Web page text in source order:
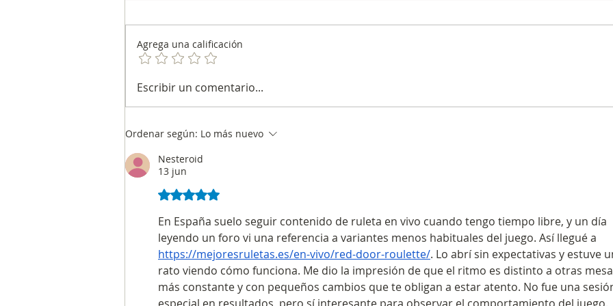
Energía, minería y
Agrega una calificación
Escribir un comentario...
Ordenar según: Lo más nuevo
Nesteroid
13 jun
Obtuvo 5 de 5 estrellas.
En España suelo seguir contenido de ruleta en vivo cuando tengo tiempo libre, y un día
leyendo un foro vi una referencia a variantes menos habituales del juego. Así llegué a
https://mejoresruletas.es/en-vivo/red-door-roulette/. Lo abrí sin expectativas y estuve
rato viendo cómo funciona. Me dio la impresión de que el ritmo es distinto a otras
más constante y con pequeños cambios que te obligan a estar atento. No fue una